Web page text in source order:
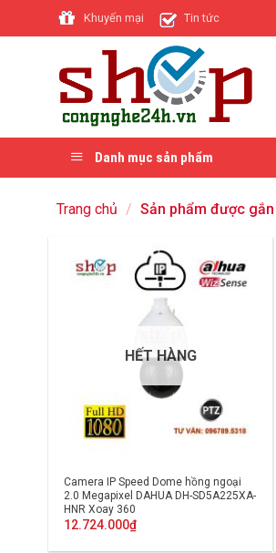
to
Khuyến mại Tin tức
Danh mục sản phẩm
Trang chủ / Sản phẩm được
HẾT HÀNG
Camera IP Speed Dome hồng ngoại
2.0 Megapixel DAHUA DH-SD5A225XA-
HNR Xoay 360
12.724.000₫